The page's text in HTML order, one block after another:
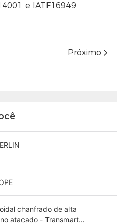
e IATF16949.
Próximo
chanfrado de alta
atacado - Transmart